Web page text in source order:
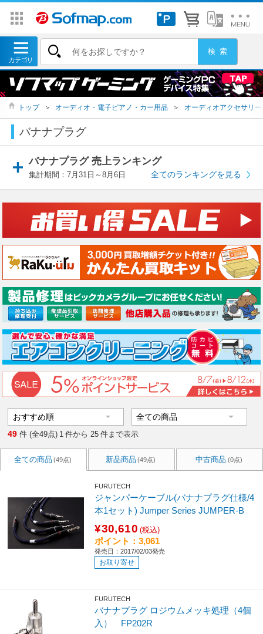
トップ ＞ オーディオ・電子ピアノ・カー用品 ＞ オーディオアクセサリ
バナナプラグ
バナナプラグ 売上ランキング
集計期間：7月31日～8月6日 全てのランキングを見る
49 件 (全49点) 1 件から 25 件まで表示
全ての商品 (49点) 新品商品 (49点) 中古商品 (0点)
FURUTECH
ジャンパーケーブル(バナナプラグ仕様/4
本1セット) Jumper Series JUMPER-B
¥30,610 (税込)
ポイント：3,061
発売日：2017/02/03発売
お取り寄せ
FURUTECH
バナナプラグ ロジウムメッキ処理（4個
入） FP202R